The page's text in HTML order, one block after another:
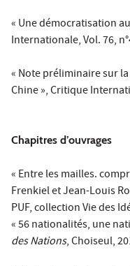
« Une démocratisation
Internationale, Vol. 76,
« Note préliminaire sur
Chine »,Critique
Chapitres d’ouvrages
« Entre les mailles.
Frenkiel et Jean-Louis
PUF, collection Vie des
« 56 nationalités, une
des Nations, Choiseul,